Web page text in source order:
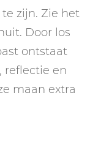
zijn. Zie het
Door los
ontstaat
reflectie en
maan extra